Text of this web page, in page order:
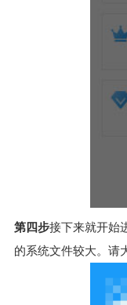
第四步接下来就开始
的系统文件较大。请